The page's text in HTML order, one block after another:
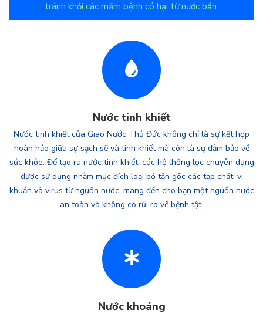
tránh khỏi các mầm bệnh có hại từ nước bẩn.
Nước tinh khiết
Nước tinh khiết của Giao Nước Thủ Đức không chỉ là sự kết hợp
hoàn hảo giữa sự sạch sẽ và tinh khiết mà còn là sự đảm bảo về
sức khỏe. Để tạo ra nước tinh khiết, các hệ thống lọc chuyên dụng
được sử dụng nhằm mục đích loại bỏ tận gốc các tạp chất, vi
khuẩn và virus từ nguồn nước, mang đến cho bạn một nguồn nước
an toàn và không có rủi ro về bệnh tật.
Nước khoáng